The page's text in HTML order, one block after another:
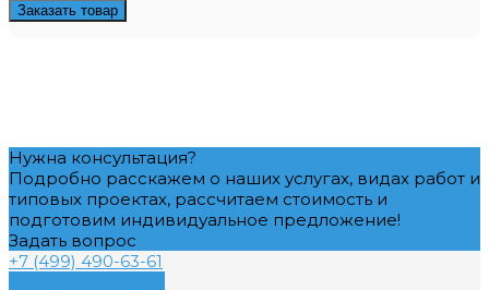
Заказать товар
Нужна консультация?
Подробно расскажем о наших услугах, видах работ и
типовых проектах, рассчитаем стоимость и
подготовим индивидуальное предложение!
Задать вопрос
+7 (499) 490-63-61